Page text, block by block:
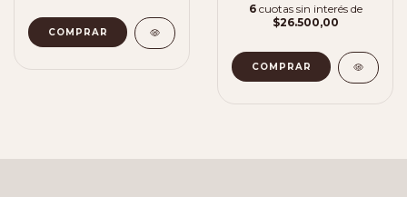
COMPRAR
6 cuotas sin interés de
$26.500,00
COMPRAR